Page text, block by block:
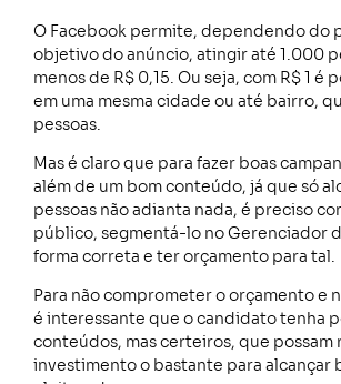
O Facebook permite, dependendo do
objetivo do anúncio, atingir até 1.000
menos de R$ 0,15. Ou seja, com R$ 1 é
em uma mesma cidade ou até bairro,
pessoas.
Mas é claro que para fazer boas
além de um bom conteúdo, já que só
pessoas não adianta nada, é preciso
público, segmentá-lo no Gerenciador
forma correta e ter orçamento para tal.
Para não comprometer o orçamento e
é interessante que o candidato tenha
conteúdos, mas certeiros, que possam
investimento o bastante para alcançar